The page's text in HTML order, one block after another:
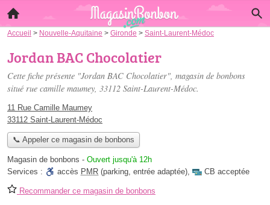
Accueil > Nouvelle-Aquitaine > Gironde > Saint-Laurent-Médoc
Jordan BAC Chocolatier
Cette fiche présente "Jordan BAC Chocolatier", magasin de bonbons
situé rue camille maumey, 33112 Saint-Laurent-Médoc.
11 Rue Camille Maumey
33112 Saint-Laurent-Médoc
📞 Appeler ce magasin de bonbons
Magasin de bonbons - Ouvert jusqu'à 12h
Services :
accès PMR (parking, entrée adaptée), CB acceptée
Recommander ce magasin de bonbons